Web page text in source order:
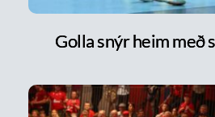
Golla snýr heim með